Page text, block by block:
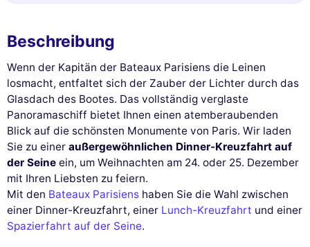
Beschreibung
Wenn der Kapitän der Bateaux Parisiens die Leinen
losmacht, entfaltet sich der Zauber der Lichter durch das
Glasdach des Bootes. Das vollständig verglaste
Panoramaschiff bietet Ihnen einen atemberaubenden
Blick auf die schönsten Monumente von Paris. Wir laden
Sie zu einer außergewöhnlichen Dinner-Kreuzfahrt auf
der Seine ein, um Weihnachten am 24. oder 25. Dezember
mit Ihren Liebsten zu feiern.
Mit den Bateaux Parisiens haben Sie die Wahl zwischen
einer Dinner-Kreuzfahrt, einer Lunch-Kreuzfahrt und einer
Spazierfahrt auf der Seine.